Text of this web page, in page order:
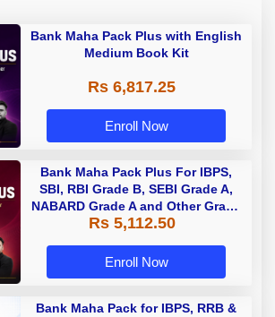
Bank Maha Pack Plus with English
Medium Book Kit
Rs 6,817.25
Enroll Now
Bank Maha Pack Plus For IBPS,
SBI, RBI Grade B, SEBI Grade A,
NABARD Grade A and Other Grade
A & Grade B Bank Exams
Rs 5,112.50
Enroll Now
Bank Maha Pack for IBPS, RRB &